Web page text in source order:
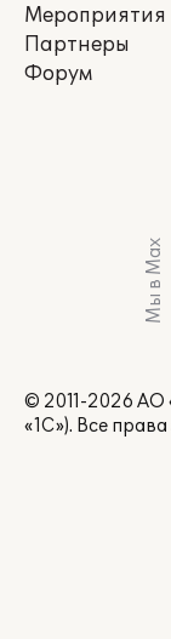
Мероприятия
Партнеры
Форум
Мы в Max
© 2011-2026 АО
«1С»). Все